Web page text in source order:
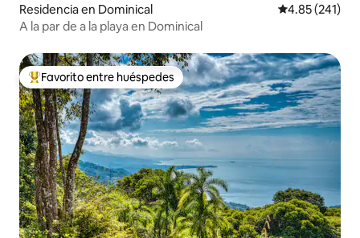
Residencia en Dominical Calificación
4.85 (241)
A la par de a la playa en Dominical
De los mejores en Favorito entre huéspedes
Favorito entre huéspedes